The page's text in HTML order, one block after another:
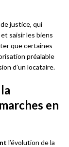
justice, qui
saisir les biens
que certaines
préalable
d’un locataire.
en
l’évolution de la